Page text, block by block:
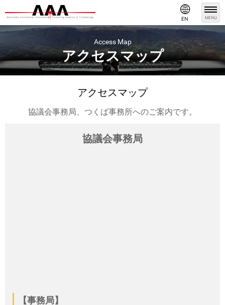
MENU
EN
Access Map
アクセスマップ
アクセスマップ
協議会事務局、つくば事務所へのご案内です。
協議会事務局
【事務局】